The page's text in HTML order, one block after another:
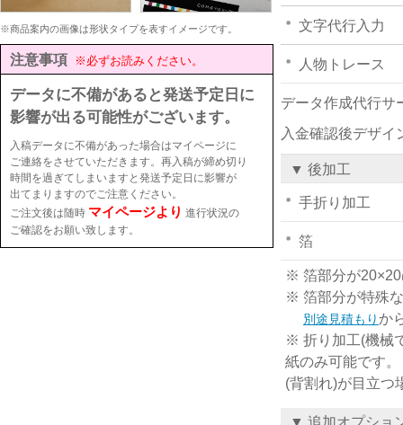
※商品案内の画像は形状タイプを表すイメージです。
注意事項 ※必ずお読みください。
データに不備があると発送予定日に
影響が出る可能性がございます。
入稿データに不備があった場合はマイページに
ご連絡をさせていただきます。再入稿が締め切り
時間を過ぎてしまいますと発送予定日に影響が
出てまりますのでご注意ください。
ご注文後は随時 マイページより 進行状況の
ご確認をお願い致します。
文字代行入力
人物トレース
データ作成代行サ
入金確認後デザイ
▼ 後加工
手折り加工
箔
※ 箔部分が20×20
※ 箔部分が特殊
別途見積もりか
※ 折り加工(機械
紙のみ可能です
(背割れ)が目立つ
▼ 追加オプショ